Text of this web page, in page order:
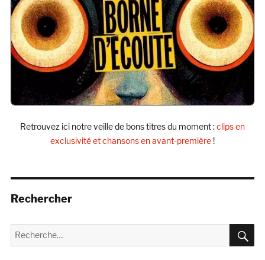
Retrouvez ici notre veille de bons titres du moment :clips en
exclusivité et chansons en avant-première !
Rechercher
Recherche
pour :